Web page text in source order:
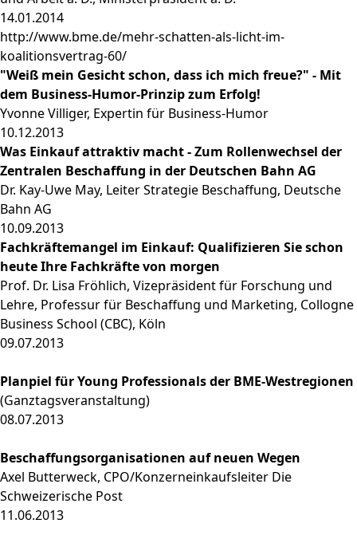
14.01.2014
http://www.bme.de/mehr-schatten-als-licht-im-
koalitionsvertrag-60/
"Weiß mein Gesicht schon, dass ich mich freue?" - Mit
dem Business-Humor-Prinzip zum Erfolg!
Yvonne Villiger, Expertin für Business-Humor
10.12.2013
Was Einkauf attraktiv macht - Zum Rollenwechsel der
Zentralen Beschaffung in der Deutschen Bahn AG
Dr. Kay-Uwe May, Leiter Strategie Beschaffung, Deutsche
Bahn AG
10.09.2013
Fachkräftemangel im Einkauf: Qualifizieren Sie schon
heute Ihre Fachkräfte von morgen
Prof. Dr. Lisa Fröhlich, Vizepräsident für Forschung und
Lehre, Professur für Beschaffung und Marketing, Collogne
Business School (CBC), Köln
09.07.2013
Planpiel für Young Professionals der BME-Westregionen
(Ganztagsveranstaltung)
08.07.2013
Beschaffungsorganisationen auf neuen Wegen
Axel Butterweck, CPO/Konzerneinkaufsleiter Die
Schweizerische Post
11.06.2013